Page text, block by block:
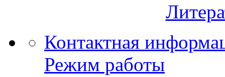
Контактная
Режим работы